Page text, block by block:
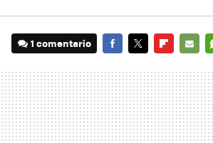
1 comentario
MAIL